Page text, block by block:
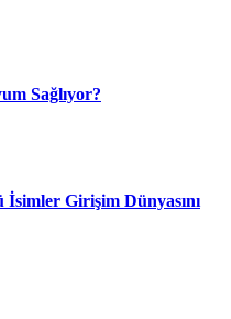
Sağlıyor?
Girişim Dünyasını